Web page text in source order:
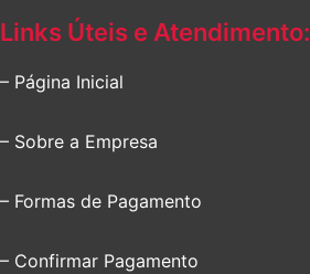
Links Úteis e Atendimento:
– Página Inicial
– Sobre a Empresa
– Formas de Pagamento
– Confirmar Pagamento